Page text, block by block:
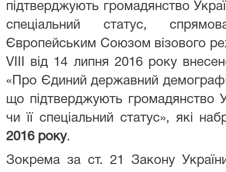
підтверджують громадянство
спеціальний статус,
Європейським Союзом візового
VIII від 14 липня 2016 року
«Про Єдиний державний
що підтверджують громадянство
чи її спеціальний статус», які
2016 року.
Зокрема за ст. 21 Закону